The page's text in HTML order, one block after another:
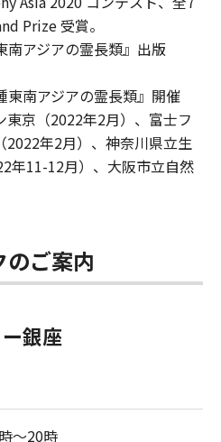
Prize 受賞。
南アジアの霊長類』出版
東南アジアの霊長類』開催
京（2022年2月）、富士フ
2022年2月）、神奈川県立生
年11-12月）、大阪市立自然
ご案内
銀座
～20時